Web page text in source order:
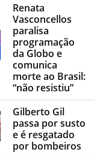
Renata
Vasconcellos
paralisa
programação
da Globo e
comunica
morte ao Brasil:
“não resistiu”
Gilberto Gil
passa por susto
e é resgatado
por bombeiros